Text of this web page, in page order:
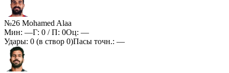
№26 Mohamed Alaa
Мин: —Г: 0 / П: 0Оц: —
Удары: 0 (в створ 0)Пасы точн.: —